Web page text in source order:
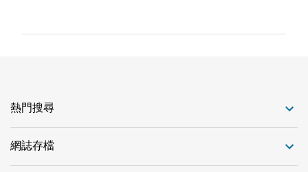
熱門搜尋
網誌存檔